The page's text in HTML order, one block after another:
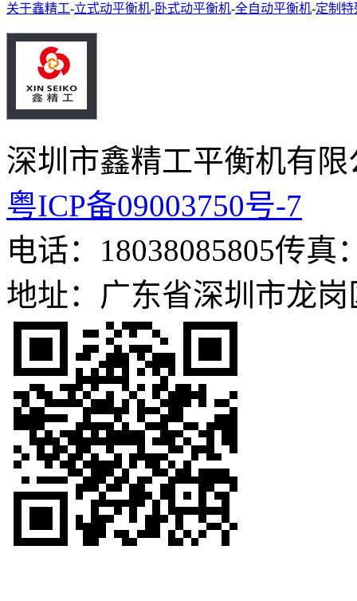
关于鑫精工-立式动平衡机-卧式动平衡机-全自动平衡机-定制
深圳市鑫精工平衡机有
粤ICP备09003750号-7
电话：18038085805传真
地址：广东省深圳市龙